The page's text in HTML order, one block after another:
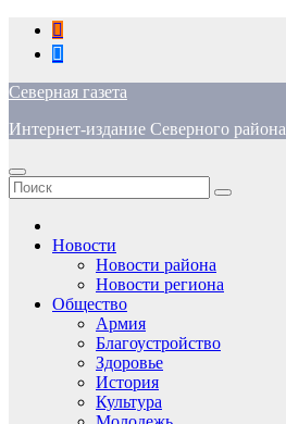
Перейти
содержимому
Северная газета
Интернет-издание Северного района
Новости
Новости района
Новости региона
Общество
Армия
Благоустройство
Здоровье
История
Культура